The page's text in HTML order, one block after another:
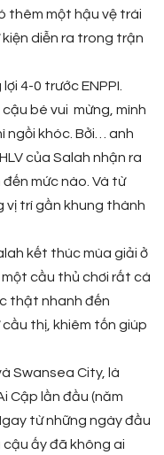
thêm một hậu vệ trái
diễn ra trong trận
4-0 trước ENPPI.
bé vui mừng, mình
ngồi khóc. Bởi… anh
của Salah nhận ra
mức nào. Và từ
vị trí gần khung thành
kết thúc mùa giải ở
một cầu thủ chơi rất cá
thật nhanh đến
thị, khiêm tốn giúp
Swansea City, là
Cập lần đầu (năm
từ những ngày đầu
ấy đã không ai